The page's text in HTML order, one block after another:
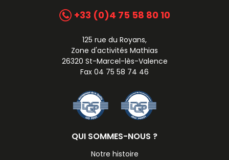
+33 (0)4 75 58 80 10
125 rue du Royans,
Zone d'activités Mathias
26320 St-Marcel-lès-Valence
Fax 04 75 58 74 46
QUI SOMMES-NOUS ?
Notre histoire